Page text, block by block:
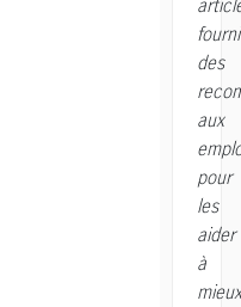
des
aux
pour
les
aider
à
mieux